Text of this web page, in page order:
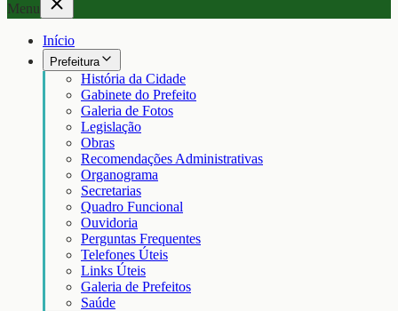
Menu
Início
Prefeitura
História da Cidade
Gabinete do Prefeito
Galeria de Fotos
Legislação
Obras
Recomendações Administrativas
Organograma
Secretarias
Quadro Funcional
Ouvidoria
Perguntas Frequentes
Telefones Úteis
Links Úteis
Galeria de Prefeitos
Saúde